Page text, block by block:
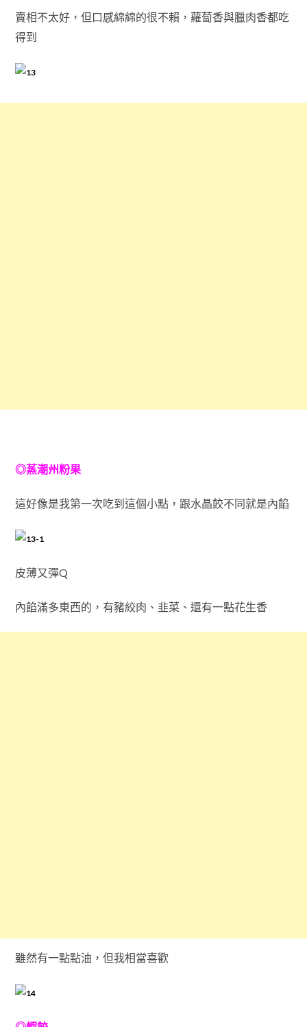
賣相不太好，但口感綿綿的很不賴，蘿蔔香與臘肉香都吃
得到
◎蒸潮州粉果
這好像是我第一次吃到這個小點，跟水晶餃不同就是內餡
皮薄又彈Q
內餡滿多東西的，有豬絞肉、韭菜、還有一點花生香
雖然有一點點油，但我相當喜歡